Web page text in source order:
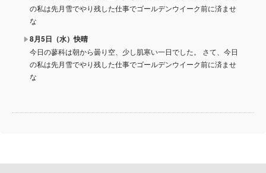
の私は先月雪でやり残した仕事でゴールデンウイーク前に済ませ
な
8月5日（水）快晴
今日の蓼科は朝から曇り空、少し肌寒い一日でした。 さて、今日
の私は先月雪でやり残した仕事でゴールデンウイーク前に済ませ
な